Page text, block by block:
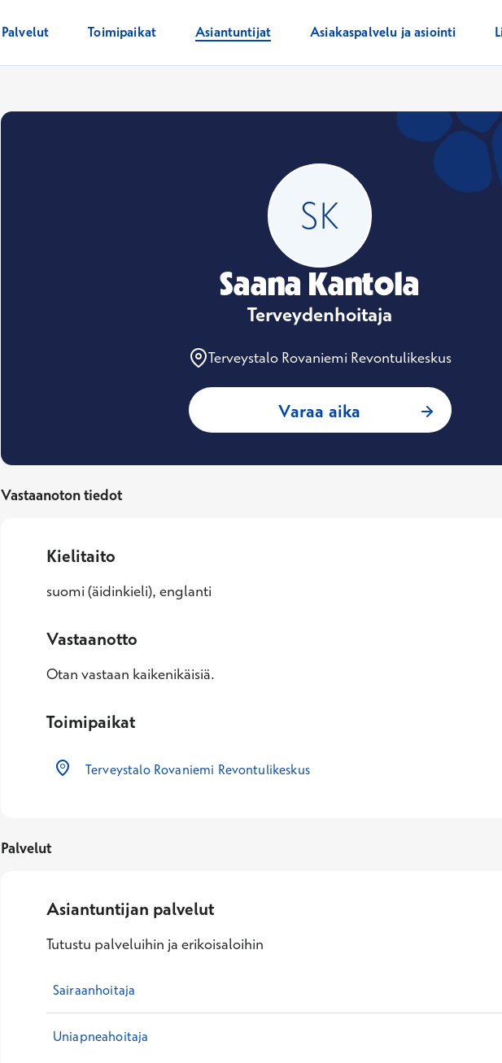
Palvelut Toimipaikat Asiantuntijat Asiakaspalvelu ja asiointi
Saana Kantola
Terveydenhoitaja
Terveystalo Rovaniemi Revontulikeskus
Varaa aika : Saana Kantola,
Vastaanoton tiedot
Kielitaito
suomi (äidinkieli), englanti
Vastaanotto
Otan vastaan kaikenikäisiä.
Toimipaikat
Terveystalo Rovaniemi Revontulikeskus
Palvelut
Asiantuntijan palvelut
Tutustu palveluihin ja erikoisaloihin
Sairaanhoitaja
Uniapneahoitaja